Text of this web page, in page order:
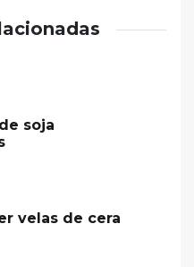
soja
velas de cera